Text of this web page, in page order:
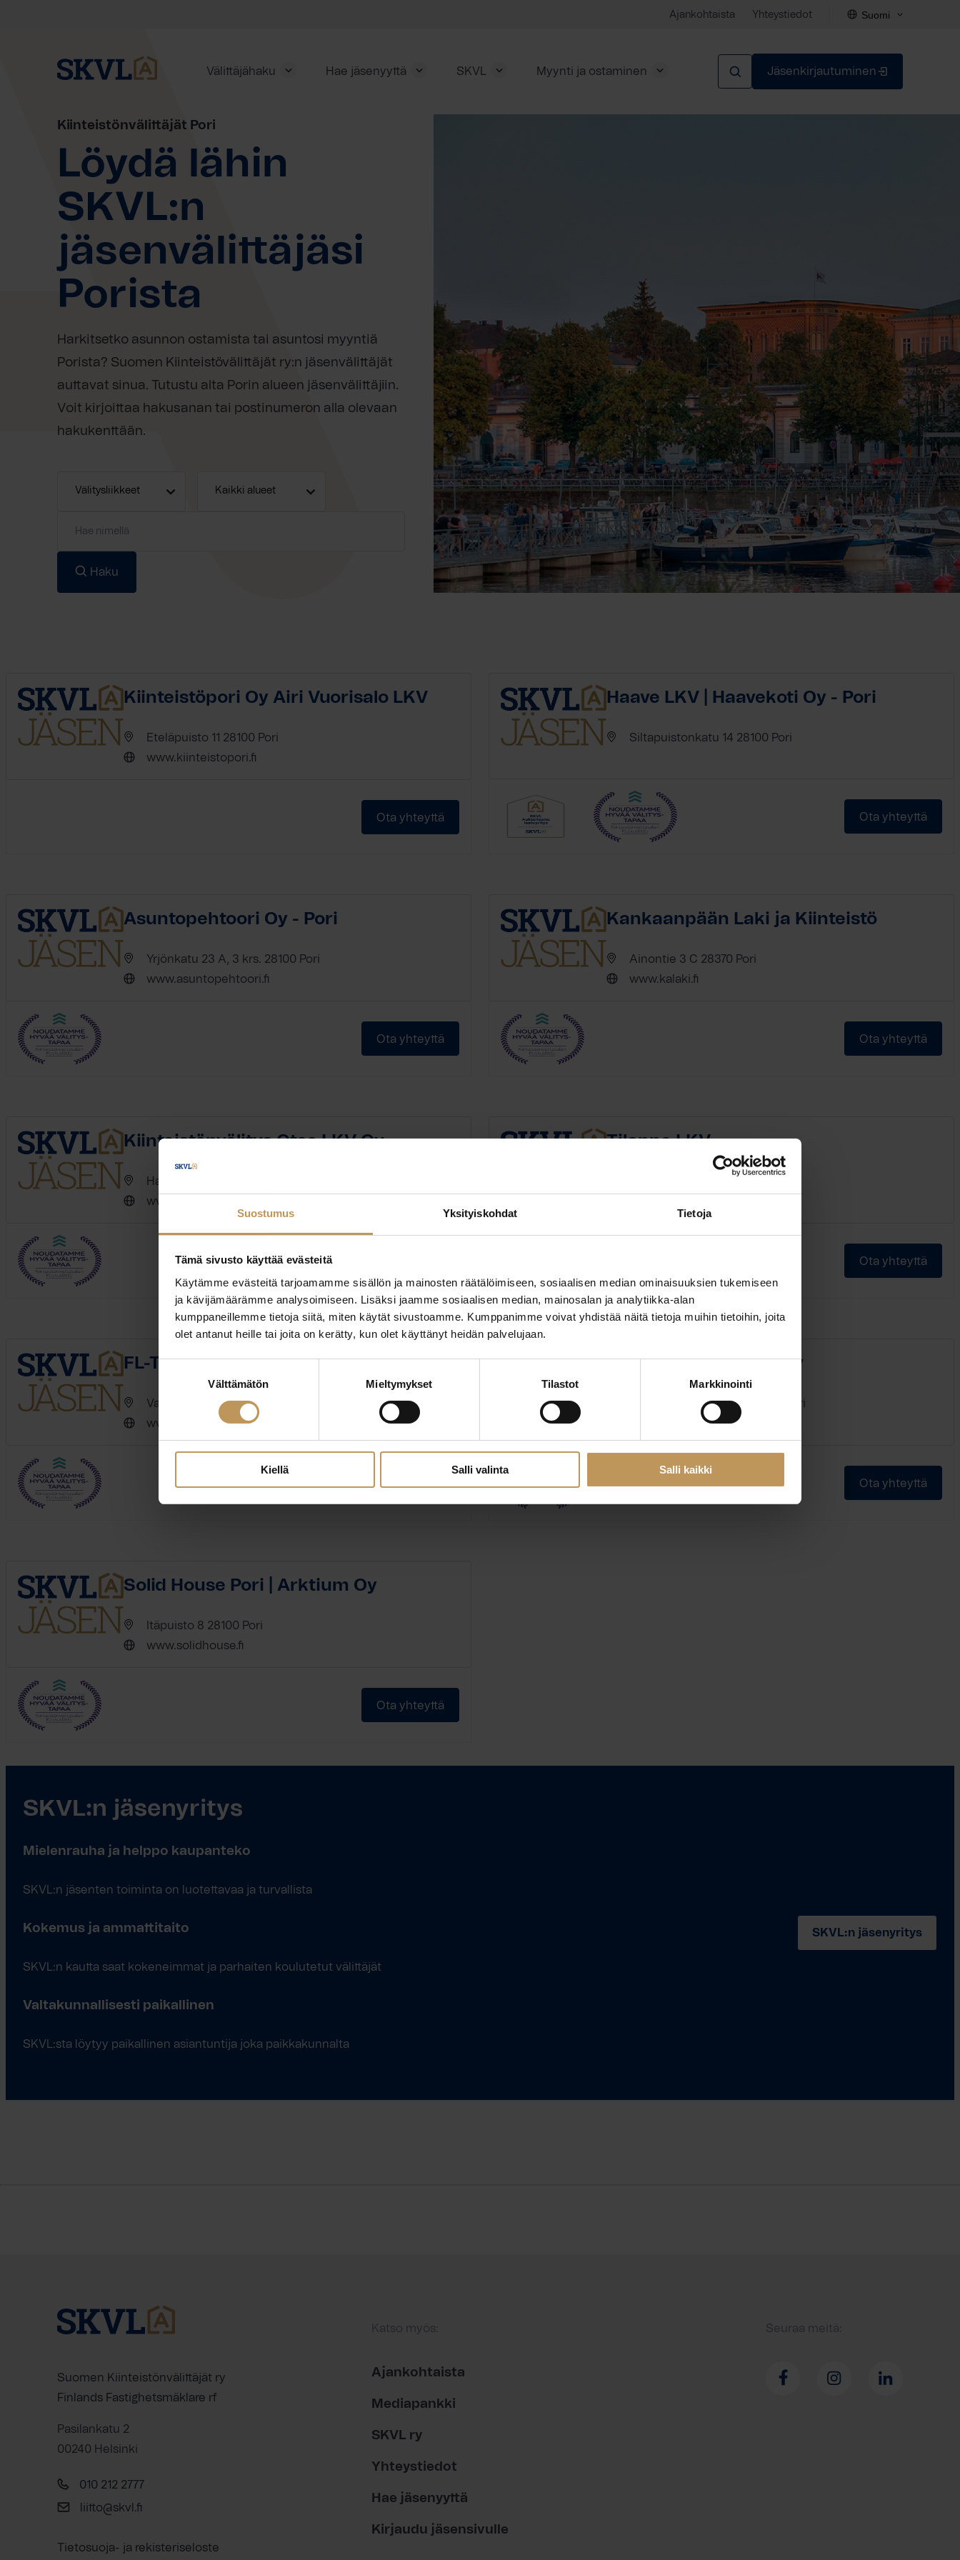
Suostumus Yksityiskohdat Tietoja
Tämä sivusto käyttää evästeitä
Käytämme evästeitä tarjoamamme sisällön ja mainosten räätälöimiseen, sosiaalisen median ominaisuuksien tukemiseen
ja kävijämäärämme analysoimiseen. Lisäksi jaamme sosiaalisen median, mainosalan ja analytiikka-alan
kumppaneillemme tietoja siitä, miten käytät sivustoamme. Kumppanimme voivat yhdistää näitä tietoja muihin tietoihin, joita
olet antanut heille tai joita on kerätty, kun olet käyttänyt heidän palvelujaan.
Välttämätön Mieltymykset Tilastot Markkinointi
Kiellä Salli valinta Salli kaikki
Ajankohtaista Yhteystiedot Suomi
Välittäjähaku Hae jäsenyyttä SKVL Myynti ja ostaminen Jäsenkirjautuminen
Kiinteistönvälittäjät Pori
Löydä lähin
SKVL:n
jäsenvälittäjäsi
Porista
Harkitsetko asunnon ostamista tai asuntosi myyntiä
Porista? Suomen Kiinteistövälittäjät ry:n jäsenvälittäjät
auttavat sinua. Tutustu alta Porin alueen jäsenvälittäjiin.
Voit kirjoittaa hakusanan tai postinumeron alla olevaan
hakukenttään.
Haku
Kiinteistöpori Oy Airi Vuorisalo LKV
Eteläpuisto 11 28100 Pori
www.kiinteistopori.fi
Ota yhteyttä
Haave LKV | Haavekoti Oy - Pori
Siltapuistonkatu 14 28100 Pori
Ota yhteyttä
Asuntopehtoori Oy - Pori
Yrjönkatu 23 A, 3 krs. 28100 Pori
www.asuntopehtoori.fi
Ota yhteyttä
Kankaanpään Laki ja Kiinteistö
Ainontie 3 C 28370 Pori
www.kalaki.fi
Ota yhteyttä
Kiinteistönvälitys Otso LKV Oy
Hallituskatu 18 B Lh 1 28100 Pori
www.otsolkv.fi
Tilanne LKV
Ota yhteyttä
FL-Talo Oy LKV - Kotikonsultit
Valtakatu 14 28100 Pori
www.kotikonsultit.fi
Ota yhteyttä
Porin Vuokralukaali Oy
Itsenäisyydenkatu 39 28100 Pori
www.vuokralukaali.com
Ota yhteyttä
Solid House Pori | Arktium Oy
Itäpuisto 8 28100 Pori
www.solidhouse.fi
Ota yhteyttä
SKVL:n jäsenyritys
Mielenrauha ja helppo kaupanteko
SKVL:n jäsenten toiminta on luotettavaa ja turvallista
Kokemus ja ammattitaito
SKVL:n kautta saat kokeneimmat ja parhaiten koulutetut välittäjät
Valtakunnallisesti paikallinen
SKVL:sta löytyy paikallinen asiantuntija joka paikkakunnalta
SKVL:n jäsenyritys
Suomen Kiinteistönvälittäjät ry
Finlands Fastighetsmäklare rf
Pasilankatu 2
00240 Helsinki
010 212 2777
liitto@skvl.fi
Tietosuoja- ja rekisteriseloste
Katso myös:
Ajankohtaista
Mediapankki
SKVL ry
Yhteystiedot
Hae jäsenyyttä
Kirjaudu jäsensivulle
Seuraa meitä: